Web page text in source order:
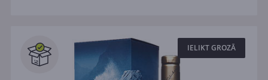
IELIKT GROZĀ